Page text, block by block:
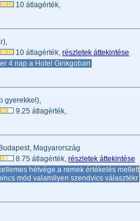
10 átlagérték,
10 átlagérték, részletek áttekintése
4 nap a Hotel Ginkgoban
gyerekkel),
9.25 átlagérték,
Magyarország
8.75 átlagérték, részletek áttekintése
hétvége.a remek értékelés mellett
mód valamilyen szendvics választékr